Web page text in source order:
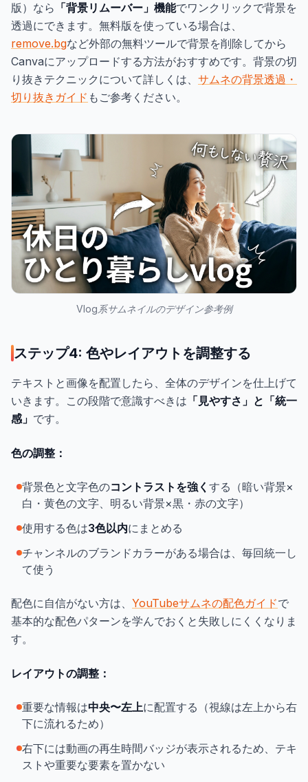
版）なら 「背景リムーバー」機能でワンクリックで背景を
透過にできます。無料版を使っている場合は、
remove.bgなど外部の無料ツールで背景を削除してから
Canvaにアップロードする方法がおすすめです。背景の切
り抜きテクニックについて詳しくは、 サムネの背景透過・
切り抜きガイド もご参考ください。
Vlog系サムネイルのデザイン参考例
ステップ4: 色やレイアウトを調整する
テキストと画像を配置したら、全体のデザインを仕上げて
いきます。この段階で意識すべきは 「見やすさ」と「統一
感」 です。
色の調整：
背景色と文字色のコントラストを強く する（暗い背景×
白・黄色の文字、明るい背景×黒・赤の文字）
使用する色は3色以内にまとめる
チャンネルのブランドカラーがある場合は、毎回統一し
て使う
配色に自信がない方は、 YouTubeサムネの配色ガイドで
基本的な配色パターンを学んでおくと失敗しにくくなりま
す。
レイアウトの調整：
重要な情報は中央〜左上に配置する（視線は左上から右
下に流れるため）
右下には動画の再生時間バッジが表示されるため、テキ
ストや重要な要素を置かない